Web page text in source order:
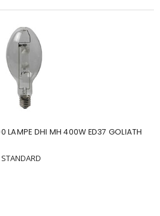
LAMPE DHI MH 400W ED37 GOLIATH